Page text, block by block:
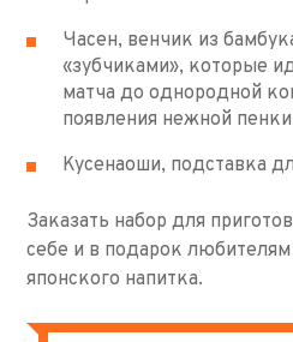
Часен, венчик из
«зубчиками», которые
матча до однородной
появления нежной
Кусенаоши, подставка
Заказать набор для
себе и в подарок любителям
японского напитка.